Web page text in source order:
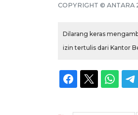
COPYRIGHT © ANTARA
Dilarang keras
izin tertulis dari Kantor